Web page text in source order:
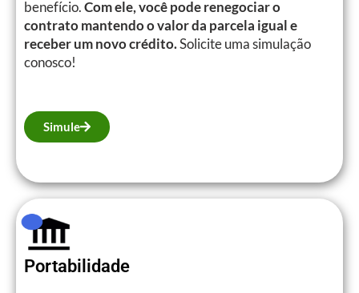
benefício.Com ele, você pode renegociar o
contrato mantendo o valor da parcela igual e
receber um novo crédito.Solicite uma simulação
conosco!
Simule
Portabilidade